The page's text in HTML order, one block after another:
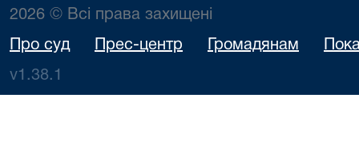
2026 © Всі права захищені
Про суд Прес-центр Громадянам
v1.38.1